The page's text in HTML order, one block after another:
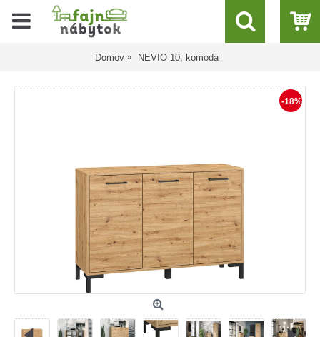
Domov NEVIO 10, komoda
-18%